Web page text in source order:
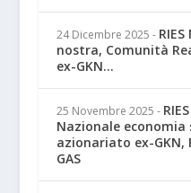
24 Dicembre 2025 -
nostra, Comunità
ex-GKN...
25 Novembre 2025 -
Nazionale economia
azionariato ex-GKN,
GAS